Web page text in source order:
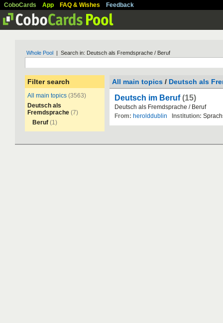
CoboCards App FAQ & Wishes Feedback
Whole Pool | Search in: Deutsch als Fremdsprache / Beruf
Filter search
All main topics (3563)
Deutsch als
Fremdsprache (7)
Beruf (1)
All main topics / Deutsch als
Deutsch im Beruf (15)
Deutsch als Fremdsprache / Beruf
From: herolddublin Institution: